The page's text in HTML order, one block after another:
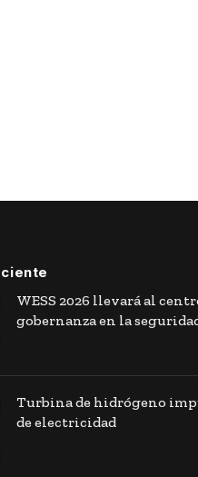
WESS 2026 llevará al
gobernanza en la
Turbina de hidrógeno
de electricidad